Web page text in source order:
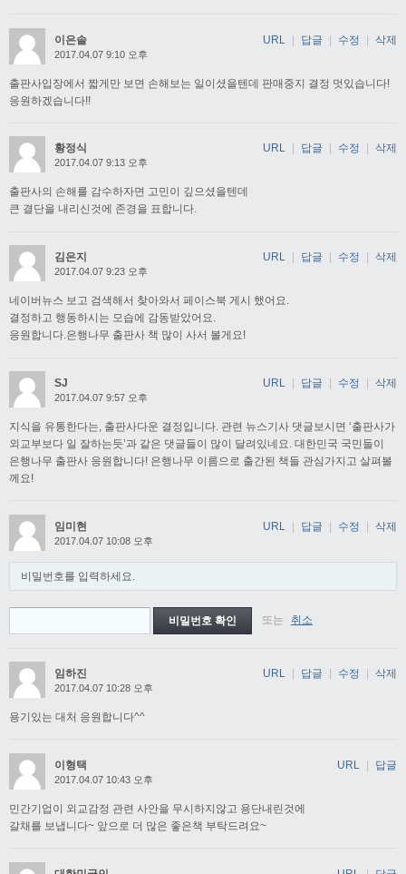
이은솔
2017.04.07 9:10 오후
출판사입장에서 짧게만 보면 손해보는 일이셨을텐데 판매중지 결정 멋있습니다!
응원하겠습니다!!
URL | 답글 | 수정 | 삭제
황정식
2017.04.07 9:13 오후
출판사의 손해를 감수하자면 고민이 깊으셨을텐데
큰 결단을 내리신것에 존경을 표합니다.
URL 답글 수정 삭제
김은지
2017.04.07 9:23 오후
네이버뉴스 보고 검색해서 찾아와서 페이스북 게시 했어요.
결정하고 행동하시는 모습에 감동받았어요.
응원합니다.은행나무 출판사 책 많이 사서 볼게요!
URL 답글 수정 삭제
SJ
2017.04.07 9:57 오후
지식을 유통한다는, 출판사다운 결정입니다. 관련 뉴스기사 댓글보시면 ‘출판사가
외교부보다 일 잘하는듯’과 같은 댓글들이 많이 달려있네요. 대한민국 국민들이
은행나무 출판사 응원합니다! 은행나무 이름으로 출간된 책들 관심가지고 살펴볼
께요!
URL 답글 수정 삭제
임미현
2017.04.07 10:08 오후
비밀번호를 입력하세요.
또는 취소
URL | 답글 | 수정 | 삭제
임하진
2017.04.07 10:28 오후
용기있는 대처 응원합니다^^
URL 답글 수정 삭제
이형택
2017.04.07 10:43 오후
민간기업이 외교감정 관련 사안을 무시하지않고 용단내린것에
갈채를 보냅니다~ 앞으로 더 많은 좋은책 부탁드려요~
URL | 답글